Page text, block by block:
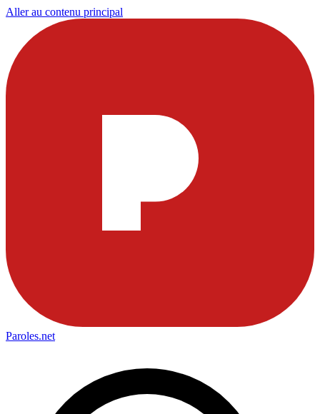
Aller au contenu principal
Paroles.net